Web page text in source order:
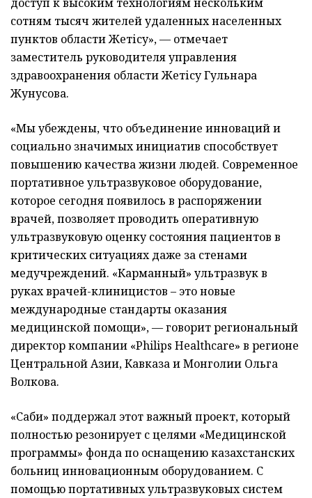
сотням тысяч жителей удаленных населенных
пунктов области Жетісу», — отмечает
заместитель руководителя управления
здравоохранения области Жетісу Гульнара
Жунусова.
«Мы убеждены, что объединение инноваций и
социально значимых инициатив способствует
повышению качества жизни людей. Современное
портативное ультразвуковое оборудование,
которое сегодня появилось в распоряжении
врачей, позволяет проводить оперативную
ультразвуковую оценку состояния пациентов в
критических ситуациях даже за стенами
медучреждений. «Карманный» ультразвук в
руках врачей-клиницистов – это новые
международные стандарты оказания
медицинской помощи», — говорит региональный
директор компании «Philips Healthcare» в регионе
Центральной Азии, Кавказа и Монголии Ольга
Волкова.
«Саби» поддержал этот важный проект, который
полностью резонирует с целями «Медицинской
программы» фонда по оснащению казахстанских
больниц инновационным оборудованием. С
помощью портативных ультразвуковых систем